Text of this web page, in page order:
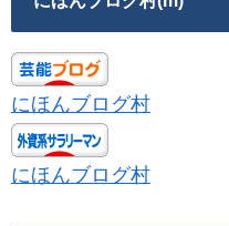
にほんブログ村
にほんブログ村